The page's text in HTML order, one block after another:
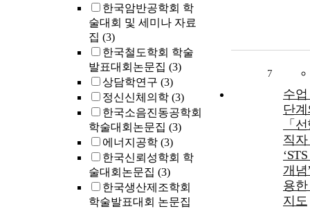
한국암반공학회 학
술대회 및 세미나 자료
집 (3)
한국철도학회 학술
발표대회논문집 (3)
상담학연구 (3)
정신신체의학 (3)
한국소음진동공학회
학술대회논문집 (3)
에너지공학 (3)
한국신뢰성학회 학
술대회논문집 (3)
한국생산제조학회
학술발표대회 논문집
7
수
단
「
직
개념
용
지도